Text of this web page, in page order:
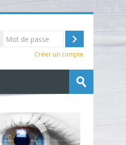
Connexion
Créer un compte
Envoyer